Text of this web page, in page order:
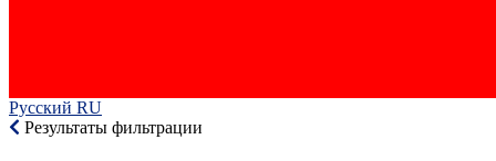
Русский RU‎
Результаты фильтрации